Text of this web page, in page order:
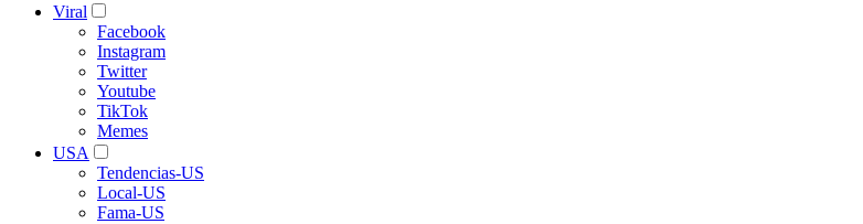
Viral
Facebook
Instagram
Twitter
Youtube
TikTok
Memes
USA
Tendencias-US
Local-US
Fama-US